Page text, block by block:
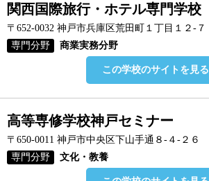
関西国際旅行・ホテル専門学校
〒652-0032 神戸市兵庫区荒田町１丁目１２-７
専門分野
商業実務分野
この学校のサイトを見る
高等専修学校神戸セミナー
〒650-0011 神戸市中央区下山手通８-４-２６
専門分野
文化・教養